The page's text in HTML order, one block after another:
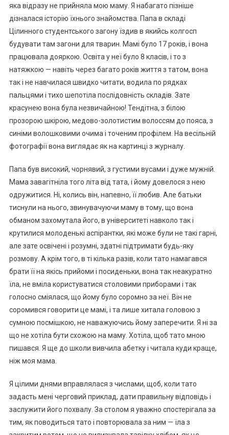
яка відразу не прийняла мою маму. Я набагато пізніше
дізналася історію їхнього знайомства. Папа в складі
Цілинного студентського загону їздив в якийсь колгосп
будувати там загони для тварин. Мамі було 17 років, і вона
працювала дояркою. Освіта у неї було 8 класів, і то з
натяжкою — навіть через багато років життя з татом, вона
так і не навчилася швидко читати, водила по рядках
пальцями і тихо шепотіла послідовність складів. Зате
красунею вона була незвичайною! Тендітна, з білою
прозорою шкірою, медово-золотистим волоссям до пояса, з
синіми волошковими очима і точеним профілем. На весільній
фотографії вона виглядає як на картинці з журналу.
Папа був високий, чорнявий, з густими вусами і дуже мужній.
Мама завагітніла того літа від тата, і йому довелося з нею
одружитися. Ні, колись він, напевно, її любив. Але батьки
тиснули на нього, звинувачуючи маму в тому, що вона
обманом захомутала його, в університеті навколо так і
крутилися молоденькі аспірантки, які може були не такі гарні,
але зате освічені і розумні, здатні підтримати будь-яку
розмову. А крім того, в ті кілька разів, коли тато намагався
брати її на якісь прийоми і посиденьки, вона так неакуратно
їла, не вміла користуватися столовими приборами і так
голосно сміялася, що йому було соромно за неї. Він не
соромився говорити це мамі, і та лише хитала головою з
сумною посмішкою, не наважуючись йому заперечити. Я ні за
що не хотіла бути схожою на маму. Хотіла, щоб тато мною
пишався. Я ще до школи вивчила абетку і читала куди краще,
ніж моя мама.
Я цілими днями вправлялася з числами, щоб, коли тато
задасть мені черговий приклад, дати правильну відповідь і
заслужити його похвалу. За столом я уважно спостерігала за
тим, як поводиться тато і повторювала за ним — їла з